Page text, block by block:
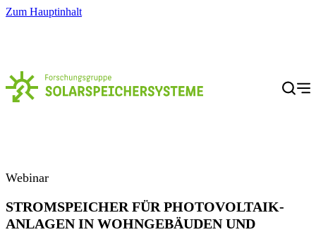
Zum Hauptinhalt
Menü
Webinar
STROMSPEICHER FÜR PHOTOVOLTAIK-
ANLAGEN IN WOHNGEBÄUDEN UND